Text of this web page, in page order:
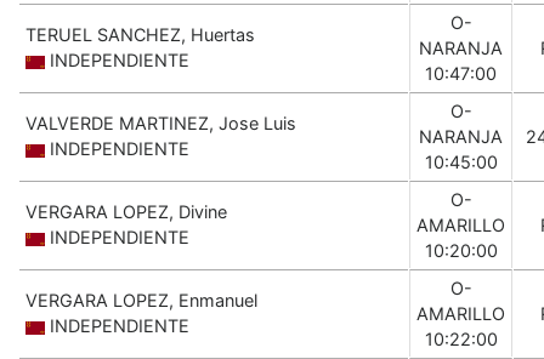
TERUEL SANCHEZ, Huertas
INDEPENDIENTE
O-
NARANJA
10:47:00
VALVERDE MARTINEZ, Jose Luis
INDEPENDIENTE
O-
NARANJA
10:45:00
VERGARA LOPEZ, Divine
INDEPENDIENTE
O-
AMARILLO
10:20:00
VERGARA LOPEZ, Enmanuel
INDEPENDIENTE
O-
AMARILLO
10:22:00